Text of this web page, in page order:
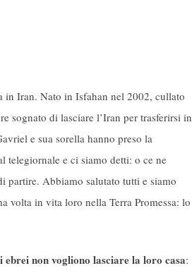
in Iran. Nato in Isfahan nel 2002, cullato
sognato di lasciare l’Iran per trasferirsi in
e sua sorella hanno preso la
telegiornale e ci siamo detti: o ce ne
partire. Abbiamo salutato tutti e siamo
volta in vita loro nella Terra Promessa: lo
non vogliono lasciare la loro casa: